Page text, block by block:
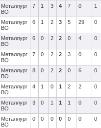
Металлург
ВО
7 1 3 4 7 0 1
Металлург
ВО
6 1 2 3 5 29 0
Металлург
ВО
6 0 2 2 0 4 0
Металлург
ВО
7 0 2 2 3 0 0
Металлург
ВО
8 0 2 2 0 6 0
Металлург
ВО
4 1 0 1 2 2 0
Металлург
ВО
3 0 1 1 1 0 0
Металлург
ВО
0 0 0 0 0 0 0